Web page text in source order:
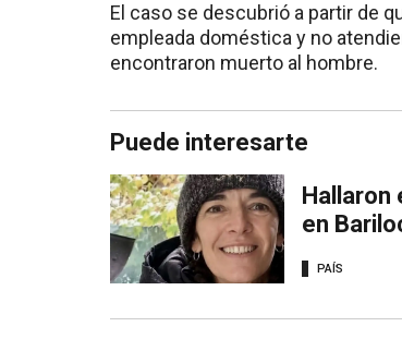
El caso se descubrió a partir de
empleada doméstica y no
encontraron muerto al hombre.
Puede interesarte
Hallaron
en
PAÍS